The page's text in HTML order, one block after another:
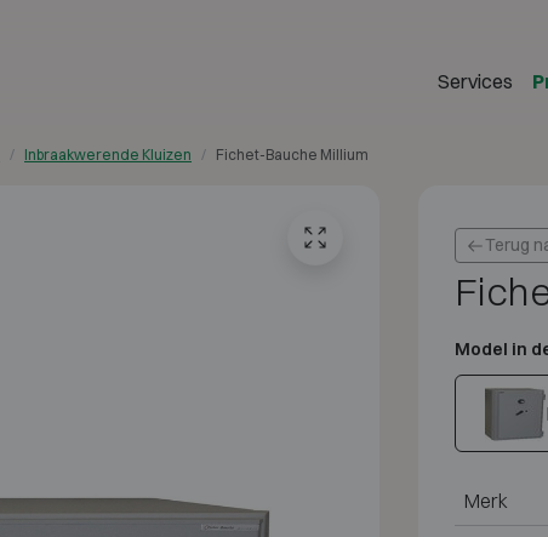
Services
Inbraakwerende Kluizen Fichet-Bauche Millium
Terug
Model in
Merk